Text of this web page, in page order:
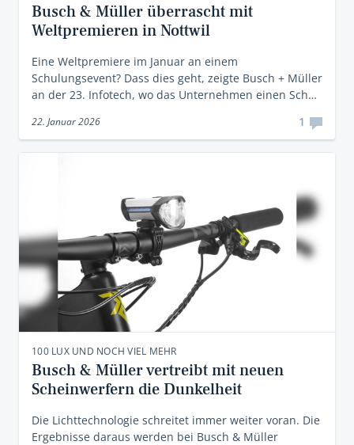
Busch & Müller überrascht mit
Weltpremieren in Nottwil
Eine Weltpremiere im Januar an einem
Schulungsevent? Dass dies geht, zeigte Busch + Müller
an der 23. Infotech, wo das Unternehmen einen Sch…
22. Januar 2026 1
100 LUX UND NOCH VIEL MEHR
Busch & Müller vertreibt mit neuen
Scheinwerfern die Dunkelheit
Die Lichttechnologie schreitet immer weiter voran. Die
Ergebnisse daraus werden bei Busch & Müller